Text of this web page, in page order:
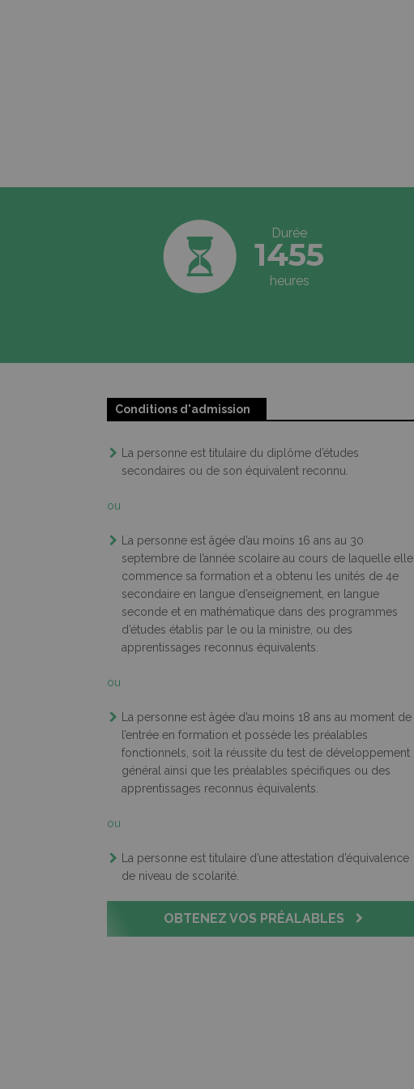
Durée
1455
heures
Conditions d'admission
La personne est titulaire du diplôme d’études
secondaires ou de son équivalent reconnu.
ou
La personne est âgée d’au moins 16 ans au 30
septembre de l’année scolaire au cours de laquelle elle
commence sa formation et a obtenu les unités de 4e
secondaire en langue d’enseignement, en langue
seconde et en mathématique dans des programmes
d’études établis par le ou la ministre, ou des
apprentissages reconnus équivalents.
ou
La personne est âgée d’au moins 18 ans au moment de
l’entrée en formation et possède les préalables
fonctionnels, soit la réussite du test de développement
général ainsi que les préalables spécifiques ou des
apprentissages reconnus équivalents.
ou
La personne est titulaire d’une attestation d’équivalence
de niveau de scolarité.
OBTENEZ VOS PRÉALABLES